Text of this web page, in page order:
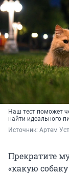
Наш тест поможет
найти идеального
Источник: Артем
Прекратите
«какую